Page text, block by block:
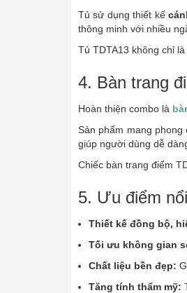
Tủ sử dụng thiết kế
thông minh với nhiều
Tủ TDTA13 không chỉ
4. Bàn trang
Hoàn thiện combo là
Sản phẩm mang
giúp người dùng dễ
Chiếc bàn trang điểm
5. Ưu điểm
Thiết kế đồng bộ,
Tối ưu không gian
Chất liệu bền đẹp:
Tăng tính thẩm mỹ: